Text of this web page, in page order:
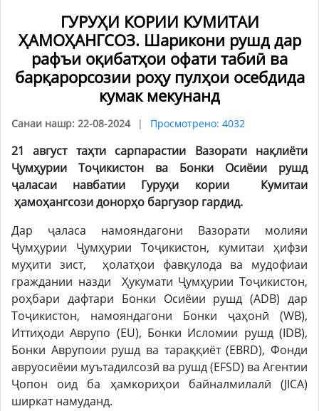
ГУРУҲИ КОРИИ КУМИТАИ
ҲАМОҲАНГСОЗ. Шарикони рушд дар
рафъи оқибатҳои офати табиӣ ва
барқарорсозии роҳу пулҳои осебдида
кумак мекунанд
Санаи нашр: 22-08-2024 Просмотрено: 4032
21 август таҳти сарпарастии Вазорати нақлиёти
Ҷумҳурии Тоҷикистон ва Бонки Осиёии рушд
ҷаласаи навбатии Гуруҳи кории Кумитаи
ҳамоҳангсози донорҳo баргузор гардид.
Дар ҷаласа намояндагони Вазорати молияи
Ҷумҳурии Ҷумҳурии Тоҷикистон, кумитаи ҳифзи
муҳити зист, ҳолатҳои фавқулода ва мудофиаи
граждании назди Ҳукумати Ҷумҳурии Тоҷикистон,
роҳбари дафтари Бонки Осиёии рушд (ADB) дар
Тоҷикистон, намояндагони Бонки ҷаҳонӣ (WB),
Иттиҳоди Аврупо (EU), Бонки Исломии рушд (IDB),
Бонки Аврупоии рушд ва тараққиёт (EBRD), Фонди
авруосиёии муътадилсозӣ ва рушд (EFSD) ва Агентии
Ҷопон оид ба ҳамкориҳои байналмилалӣ (JICA)
ширкат намуданд.